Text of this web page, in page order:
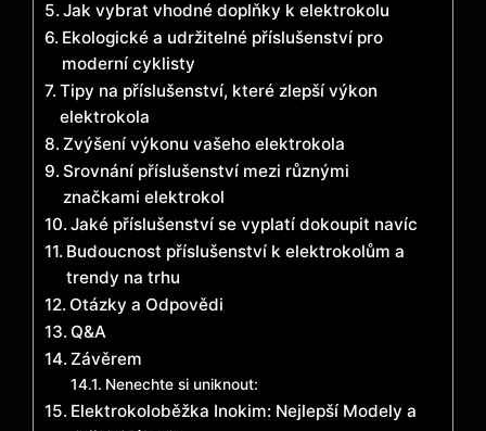
Jak vybrat vhodné doplňky k elektrokolu
Ekologické a udržitelné příslušenství pro
moderní cyklisty
Tipy na příslušenství, které zlepší výkon
elektrokola
Zvýšení výkonu vašeho elektrokola
Srovnání příslušenství mezi různými
značkami elektrokol
Jaké příslušenství se vyplatí dokoupit navíc
Budoucnost příslušenství k elektrokolům a
trendy na trhu
Otázky a Odpovědi
Q&A
Závěrem
Nenechte si uniknout:
Elektrokoloběžka Inokim: Nejlepší Modely a